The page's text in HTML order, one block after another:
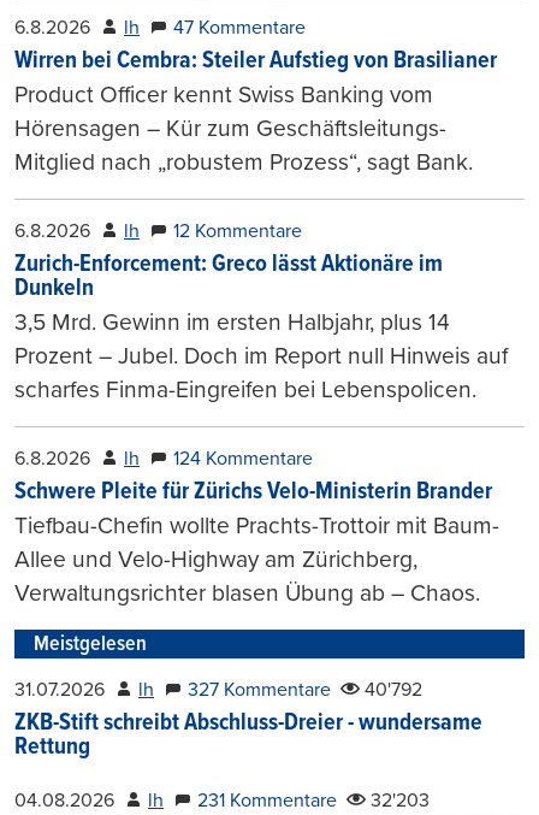
6.8.2026 lh 47 Kommentare
Wirren bei Cembra: Steiler Aufstieg von Brasilianer
Product Officer kennt Swiss Banking vom
Hörensagen – Kür zum Geschäftsleitungs-
Mitglied nach „robustem Prozess“, sagt Bank.
6.8.2026 lh 12 Kommentare
Zurich-Enforcement: Greco lässt Aktionäre im
Dunkeln
3,5 Mrd. Gewinn im ersten Halbjahr, plus 14
Prozent – Jubel. Doch im Report null Hinweis auf
scharfes Finma-Eingreifen bei Lebenspolicen.
6.8.2026 lh 124 Kommentare
Schwere Pleite für Zürichs Velo-Ministerin Brander
Tiefbau-Chefin wollte Prachts-Trottoir mit Baum-
Allee und Velo-Highway am Zürichberg,
Verwaltungsrichter blasen Übung ab – Chaos.
Meistgelesen
31.07.2026 lh 327 Kommentare 40'792
ZKB-Stift schreibt Abschluss-Dreier - wundersame
Rettung
04.08.2026 lh 231 Kommentare 32'203